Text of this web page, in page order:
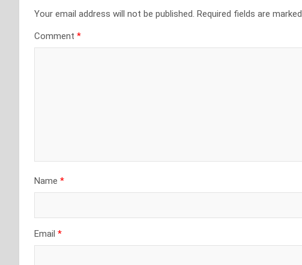
Your email address will not be published. Required fields are marked
Comment *
Name *
Email *